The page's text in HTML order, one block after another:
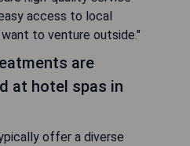
access to local
to venture outside."
are
at hotel spas in
offer a diverse